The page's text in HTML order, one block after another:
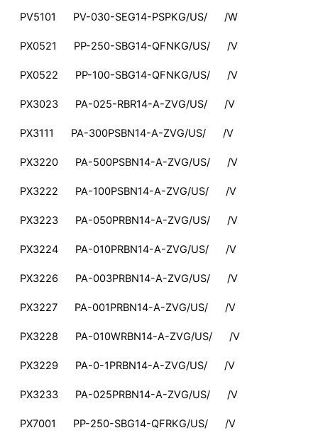
PV5101 PV-030-SEG14-PSPKG/US/ /W
PX0521 PP-250-SBG14-QFNKG/US/ /V
PX0522 PP-100-SBG14-QFNKG/US/ /V
PX3023 PA-025-RBR14-A-ZVG/US/ /V
PX3111 PA-300PSBN14-A-ZVG/US/ /V
PX3220 PA-500PSBN14-A-ZVG/US/ /V
PX3222 PA-100PSBN14-A-ZVG/US/ /V
PX3223 PA-050PRBN14-A-ZVG/US/ /V
PX3224 PA-010PRBN14-A-ZVG/US/ /V
PX3226 PA-003PRBN14-A-ZVG/US/ /V
PX3227 PA-001PRBN14-A-ZVG/US/ /V
PX3228 PA-010WRBN14-A-ZVG/US/ /V
PX3229 PA-0-1PRBN14-A-ZVG/US/ /V
PX3233 PA-025PRBN14-A-ZVG/US/ /V
PX7001 PP-250-SBG14-QFRKG/US/ /V